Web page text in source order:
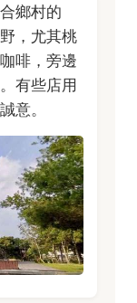
鄉村的
，尤其桃
啡，旁邊
有些店用
意。